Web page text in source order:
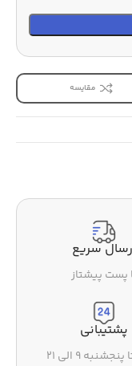
مقایسه
سریع
پست پیشتاز
پشتیبانی
۹ الی ۲۱